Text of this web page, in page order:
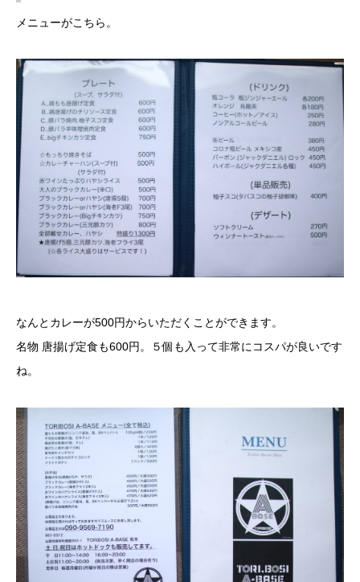
メニューがこちら。
なんとカレーが500円からいただくことができます。
名物 唐揚げ定食も600円。５個も入って非常にコスパが良いです
ね。